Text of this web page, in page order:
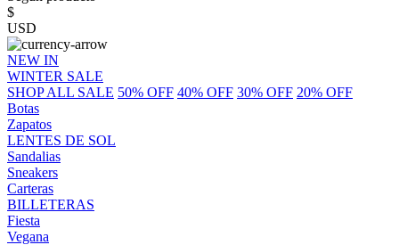
$
USD
NEW IN
WINTER SALE
SHOP ALL SALE 50% OFF 40% OFF 30% OFF 20% OFF
Botas
Zapatos
LENTES DE SOL
Sandalias
Sneakers
Carteras
BILLETERAS
Fiesta
Vegana